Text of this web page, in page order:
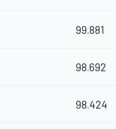
99.881
98.692
98.424